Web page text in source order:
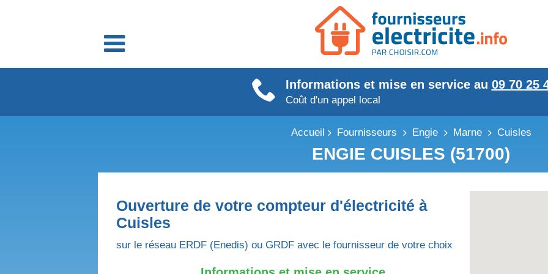
Fournisseurs énergie
Informations et mise en service au 09 70 25
Coût d'un appel local
Accueil Fournisseurs Engie Marne Cuisles
ENGIE CUISLES (51700)
Ouverture de votre compteur d'électricité à
Cuisles
sur le réseau ERDF (Enedis) ou GRDF avec le fournisseur de votre choix